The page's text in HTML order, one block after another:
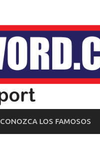
CONOZCA LOS FAMOSOS